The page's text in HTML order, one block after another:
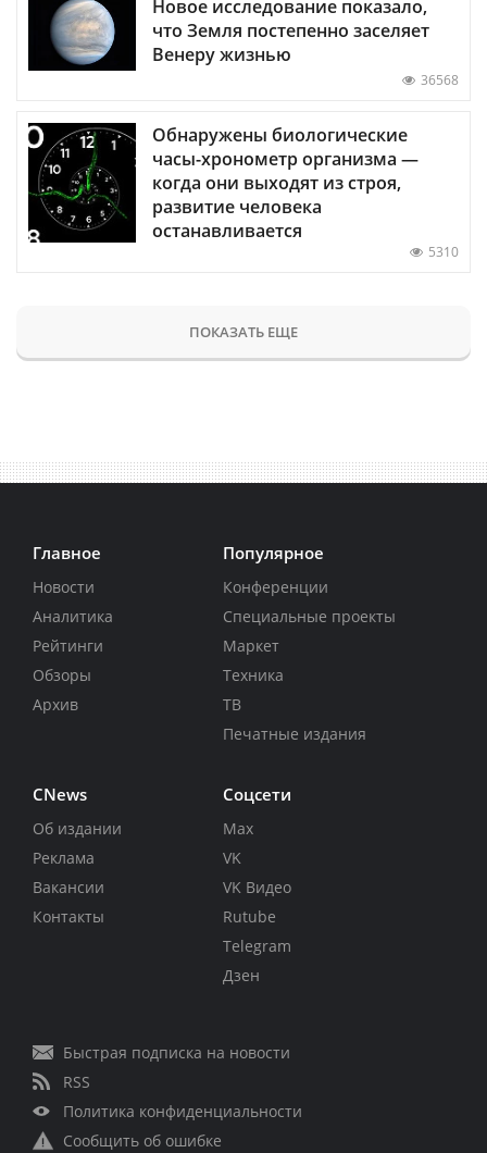
Новое исследование показало,
что Земля постепенно заселяет
Венеру жизнью
36568
Обнаружены биологические
часы-хронометр организма —
когда они выходят из строя,
развитие человека
останавливается
5310
ПОКАЗАТЬ ЕЩЕ
Главное
Новости
Аналитика
Рейтинги
Обзоры
Архив
Популярное
Конференции
Специальные проекты
Маркет
Техника
ТВ
Печатные издания
CNews
Об издании
Реклама
Вакансии
Контакты
Соцсети
Max
VK
VK Видео
Rutube
Telegram
Дзен
Быстрая подписка на новости
RSS
Политика конфиденциальности
Сообщить об ошибке